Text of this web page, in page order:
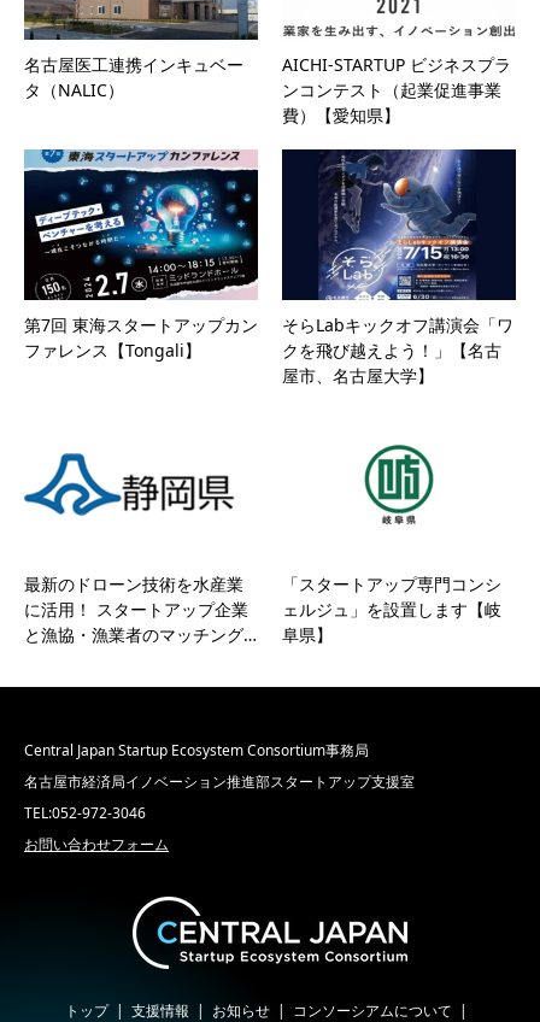
名古屋医工連携インキュベー
タ（NALIC）
AICHI-STARTUP ビジネスプラ
ンコンテスト（起業促進事業
費）【愛知県】
第7回 東海スタートアップカン
ファレンス【Tongali】
そらLabキックオフ講演会「ワ
クを飛び越えよう！」【名古
屋市、名古屋大学】
最新のドローン技術を水産業
に活用！ スタートアップ企業
と漁協・漁業者のマッチング…
「スタートアップ専門コンシ
ェルジュ」を設置します【岐
阜県】
Central Japan Startup Ecosystem Consortium事務局
名古屋市経済局イノベーション推進部スタートアップ支援室
TEL:052-972-3046
お問い合わせフォーム
トップ 支援情報 お知らせ コンソーシアムについて